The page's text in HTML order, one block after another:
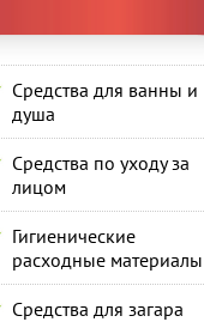
Средства для ванны и
душа
Средства по уходу за
лицом
Гигиенические
расходные материалы
Средства для загара